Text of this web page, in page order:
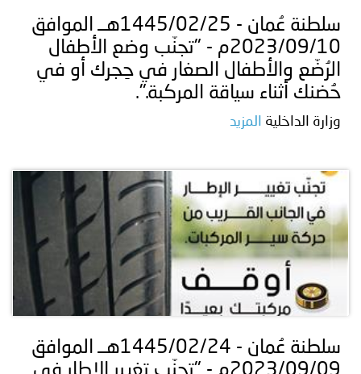
سلطنة عُمان - 1445/02/25هــ الموافق
2023/09/10م - "تجنّب وضع الأطفال
الرُضّع والأطفال الصغار في حِجرك أو في
حُضنك أثناء سياقة المركبة.".
وزارة الداخلية المزيد
سلطنة عُمان - 1445/02/24هــ الموافق